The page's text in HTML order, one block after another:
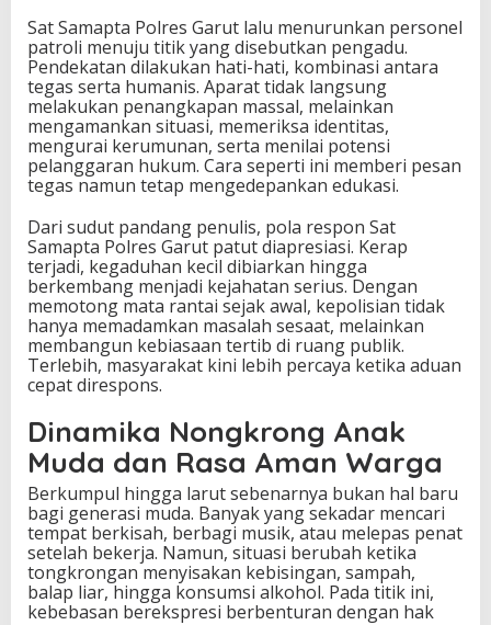
Sat Samapta Polres Garut lalu menurunkan personel
patroli menuju titik yang disebutkan pengadu.
Pendekatan dilakukan hati-hati, kombinasi antara
tegas serta humanis. Aparat tidak langsung
melakukan penangkapan massal, melainkan
mengamankan situasi, memeriksa identitas,
mengurai kerumunan, serta menilai potensi
pelanggaran hukum. Cara seperti ini memberi pesan
tegas namun tetap mengedepankan edukasi.
Dari sudut pandang penulis, pola respon Sat
Samapta Polres Garut patut diapresiasi. Kerap
terjadi, kegaduhan kecil dibiarkan hingga
berkembang menjadi kejahatan serius. Dengan
memotong mata rantai sejak awal, kepolisian tidak
hanya memadamkan masalah sesaat, melainkan
membangun kebiasaan tertib di ruang publik.
Terlebih, masyarakat kini lebih percaya ketika aduan
cepat direspons.
Dinamika Nongkrong Anak
Muda dan Rasa Aman Warga
Berkumpul hingga larut sebenarnya bukan hal baru
bagi generasi muda. Banyak yang sekadar mencari
tempat berkisah, berbagi musik, atau melepas penat
setelah bekerja. Namun, situasi berubah ketika
tongkrongan menyisakan kebisingan, sampah,
balap liar, hingga konsumsi alkohol. Pada titik ini,
kebebasan berekspresi berbenturan dengan hak